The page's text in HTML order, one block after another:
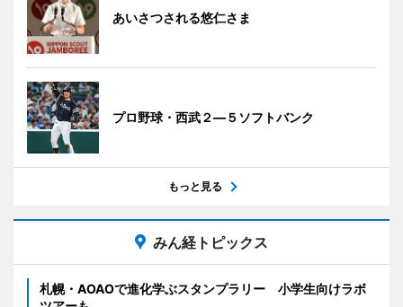
あいさつされる悠仁さま
プロ野球・西武２―５ソフトバンク
もっと見る
みん経トピックス
札幌・AOAOで進化学ぶスタンプラリー 小学生向けラボ